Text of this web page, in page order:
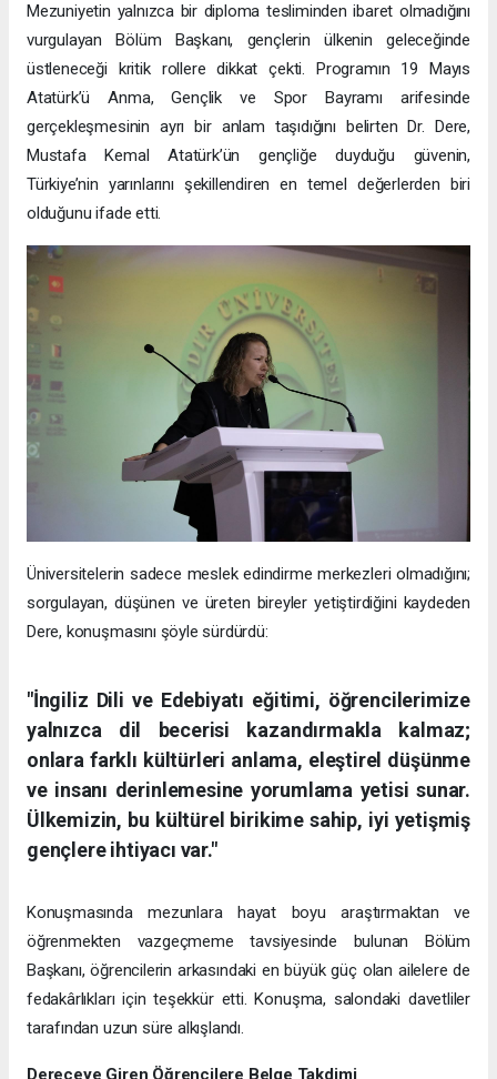
Mezuniyetin yalnızca bir diploma tesliminden ibaret olmadığını
vurgulayan Bölüm Başkanı, gençlerin ülkenin geleceğinde
üstleneceği kritik rollere dikkat çekti. Programın 19 Mayıs
Atatürk’ü Anma, Gençlik ve Spor Bayramı arifesinde
gerçekleşmesinin ayrı bir anlam taşıdığını belirten Dr. Dere,
Mustafa Kemal Atatürk’ün gençliğe duyduğu güvenin,
Türkiye’nin yarınlarını şekillendiren en temel değerlerden biri
olduğunu ifade etti.
Üniversitelerin sadece meslek edindirme merkezleri olmadığını;
sorgulayan, düşünen ve üreten bireyler yetiştirdiğini kaydeden
Dere, konuşmasını şöyle sürdürdü:
"İngiliz Dili ve Edebiyatı eğitimi, öğrencilerimize
yalnızca dil becerisi kazandırmakla kalmaz;
onlara farklı kültürleri anlama, eleştirel düşünme
ve insanı derinlemesine yorumlama yetisi sunar.
Ülkemizin, bu kültürel birikime sahip, iyi yetişmiş
gençlere ihtiyacı var."
Konuşmasında mezunlara hayat boyu araştırmaktan ve
öğrenmekten vazgeçmeme tavsiyesinde bulunan Bölüm
Başkanı, öğrencilerin arkasındaki en büyük güç olan ailelere de
fedakârlıkları için teşekkür etti. Konuşma, salondaki davetliler
tarafından uzun süre alkışlandı.
Dereceye Giren Öğrencilere Belge Takdimi